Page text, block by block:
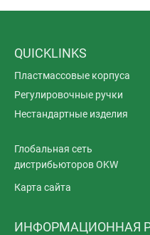
QUICKLINKS
Пластмассовые корпуса
Регулировочные ручки
Нестандартные изделия
Глобальная сеть
дистрибьюторов OKW
Карта сайта
ИНФОРМАЦИОННАЯ